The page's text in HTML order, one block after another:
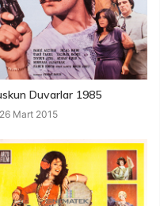
Duvarlar 1985
26 Mart 2015